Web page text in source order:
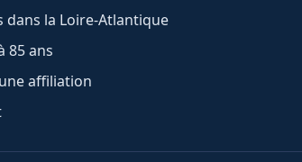
dans la Loire-Atlantique
85 ans
affiliation